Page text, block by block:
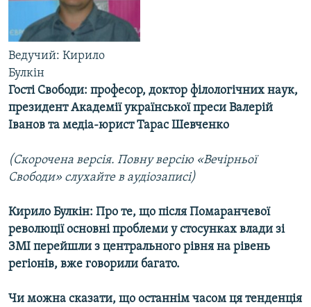
КРИМ РЕАЛІЇ
РУС
УКР
КТАТ
ДОЛУЧАЙСЯ!
Усі сайти RFE/RL
Ведучий: Кирило
Булкін
Гості Свободи: професор, доктор філологічних наук,
президент Академії української преси Валерій
Іванов та медіа-юрист Тарас Шевченко
(Скорочена версія. Повну версію «Вечірньої
Свободи» слухайте в аудіозаписі)
Кирило Булкін: Про те, що після Помаранчевої
революції основні проблеми у стосунках влади зі
ЗМІ перейшли з центрального рівня на рівень
регіонів, вже говорили багато.
Чи можна сказати, що останнім часом ця тенденція